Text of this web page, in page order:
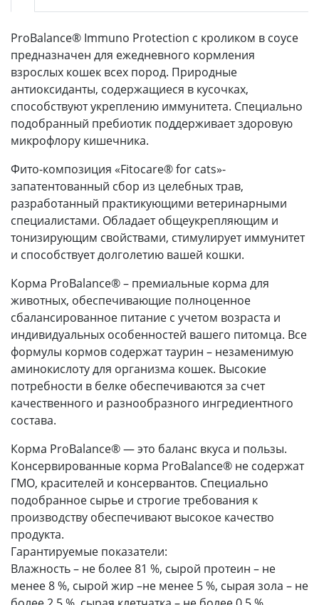
ProBalance® Immuno Рrotection с кроликом в соусе
предназначен для ежедневного кормления
взрослых кошек всех пород. Природные
антиоксиданты, содержащиеся в кусочках,
способствуют укреплению иммунитета. Специально
подобранный пребиотик поддерживает здоровую
микрофлору кишечника.
Фито-композиция «Fitocare® for cats»-
запатентованный сбор из целебных трав,
разработанный практикующими ветеринарными
специалистами. Обладает общеукрепляющим и
тонизирующим свойствами, стимулирует иммунитет
и способствует долголетию вашей кошки.
Корма ProBalance® – премиальные корма для
животных, обеспечивающие полноценное
сбалансированное питание с учетом возраста и
индивидуальных особенностей вашего питомца. Все
формулы кормов содержат таурин – незаменимую
аминокислоту для организма кошек. Высокие
потребности в белке обеспечиваются за счет
качественного и разнообразного ингредиентного
состава.
Корма ProBalance® — это баланс вкуса и пользы.
Консервированные корма ProBalance® не содержат
ГМО, красителей и консервантов. Специально
подобранное сырье и строгие требования к
производству обеспечивают высокое качество
продукта.
Гарантируемые показатели:
Влажность – не более 81 %, сырой протеин – не
менее 8 %, сырой жир –не менее 5 %, сырая зола – не